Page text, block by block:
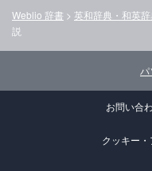
Weblio 辞書 > 英和辞典・和英辞
説
お問い合
クッキー